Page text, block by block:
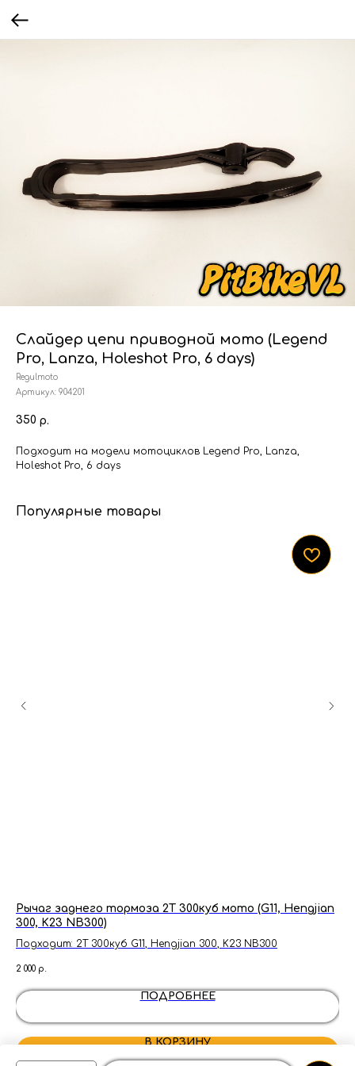
Слайдер цепи приводной мото (Legend
Pro, Lanza, Holeshot Pro, 6 days)
Regulmoto
Артикул: 904201
350 р.
Подходит на модели мотоциклов Legend Pro, Lanza,
Holeshot Pro, 6 days
Популярные товары
Рычаг заднего тормоза 2Т 300куб мото (G11, Hengjian
300, K23 NB300)
Подходит: 2Т 300куб G11, Hengjian 300, K23 NB300
2 000 р.
ПОДРОБНЕЕ
В КОРЗИНУ